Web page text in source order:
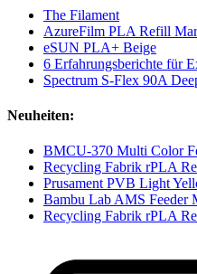
The Filament
AzureFilm PLA Refill
eSUN PLA+ Beige
6 Erfahrungsberichte für
Spectrum S-Flex 90A
Neuheiten:
BMCU-370 Multi Color
Recycling Fabrik rPLA
Prusament PVB Light
Bambu Lab AMS Feeder
Recycling Fabrik rPLA